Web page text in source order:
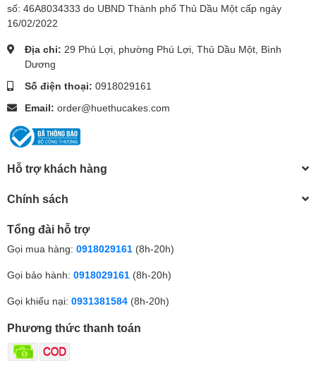
số: 46A8034333 do UBND Thành phố Thủ Dầu Một cấp ngày
16/02/2022
Địa chỉ: 29 Phú Lợi, phường Phú Lợi, Thủ Dầu Một, Bình
Dương
Số điện thoại: 0918029161
Email: order@huethucakes.com
Hỗ trợ khách hàng
Chính sách
Tổng đài hỗ trợ
Gọi mua hàng: 0918029161 (8h-20h)
Gọi bảo hành: 0918029161 (8h-20h)
Gọi khiếu nại: 0931381584 (8h-20h)
Phương thức thanh toán